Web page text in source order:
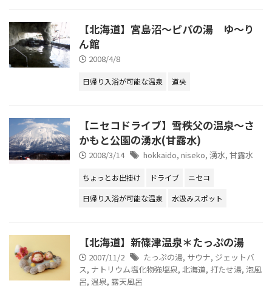
【北海道】宮島沼～ピパの湯 ゆ～り
ん館
2008/4/8
日帰り入浴が可能な温泉 道央
【ニセコドライブ】雪秩父の温泉～さ
かもと公園の湧水(甘露水)
2008/3/14 hokkaido, niseko, 湧水, 甘露水
ちょっとお出掛け ドライブ
ニセコ
日帰り入浴が可能な温泉
水汲みスポット
【北海道】新篠津温泉＊たっぷの湯
2007/11/2 たっぷの湯, サウナ, ジェットバ
ス, ナトリウム塩化物強塩泉, 北海道, 打たせ湯, 泡風
呂, 温泉, 露天風呂